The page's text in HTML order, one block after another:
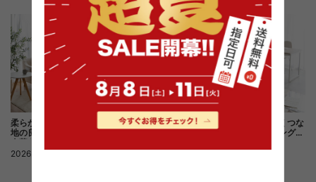
柔らかなトーンで統一された、居心
地の良いナチュラルインテリアの一
人暮らし部屋
2026.06.22
くつろぎと食事空間をやさしくつな
ぐ、ナチュラルモダンなリビングダ